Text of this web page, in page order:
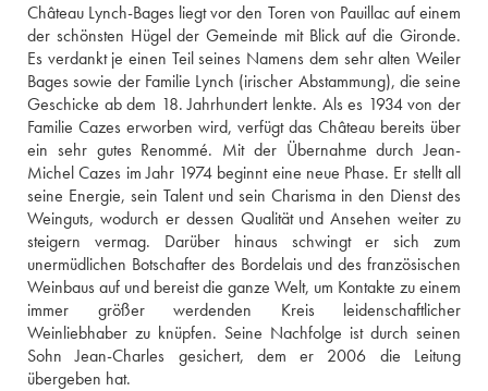
Château Lynch-Bages liegt vor den Toren von Pauillac auf einem
der schönsten Hügel der Gemeinde mit Blick auf die Gironde.
Es verdankt je einen Teil seines Namens dem sehr alten Weiler
Bages sowie der Familie Lynch (irischer Abstammung), die seine
Geschicke ab dem 18. Jahrhundert lenkte. Als es 1934 von der
Familie Cazes erworben wird, verfügt das Château bereits über
ein sehr gutes Renommé. Mit der Übernahme durch Jean-
Michel Cazes im Jahr 1974 beginnt eine neue Phase. Er stellt all
seine Energie, sein Talent und sein Charisma in den Dienst des
Weinguts, wodurch er dessen Qualität und Ansehen weiter zu
steigern vermag. Darüber hinaus schwingt er sich zum
unermüdlichen Botschafter des Bordelais und des französischen
Weinbaus auf und bereist die ganze Welt, um Kontakte zu einem
immer größer werdenden Kreis leidenschaftlicher
Weinliebhaber zu knüpfen. Seine Nachfolge ist durch seinen
Sohn Jean-Charles gesichert, dem er 2006 die Leitung
übergeben hat.